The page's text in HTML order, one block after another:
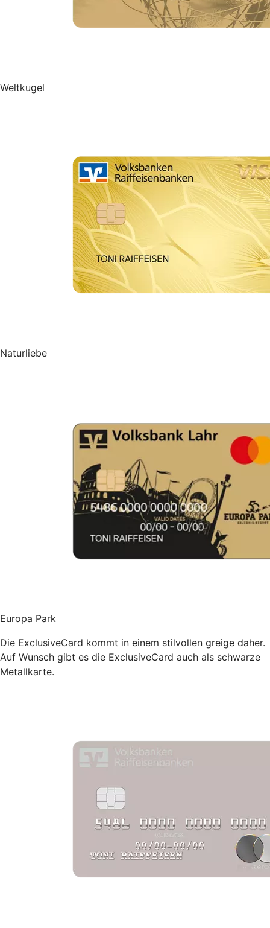
Weltkugel
Naturliebe
Europa Park
Die ExclusiveCard kommt in einem stilvollen greige daher.
Auf Wunsch gibt es die ExclusiveCard auch als schwarze
Metallkarte.